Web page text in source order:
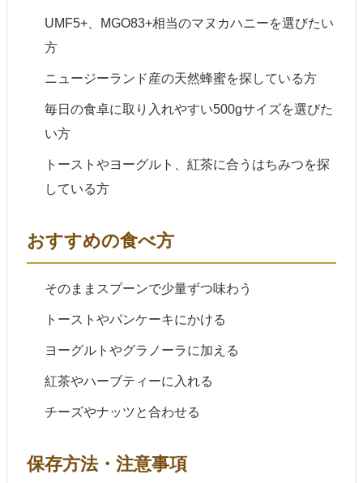
UMF5+、MGO83+相当のマヌカハニーを選びたい
方
ニュージーランド産の天然蜂蜜を探している方
毎日の食卓に取り入れやすい500gサイズを選びた
い方
トーストやヨーグルト、紅茶に合うはちみつを探
している方
おすすめの食べ方
そのままスプーンで少量ずつ味わう
トーストやパンケーキにかける
ヨーグルトやグラノーラに加える
紅茶やハーブティーに入れる
チーズやナッツと合わせる
保存方法・注意事項